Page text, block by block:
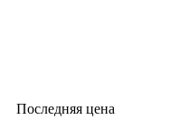
Последняя цена